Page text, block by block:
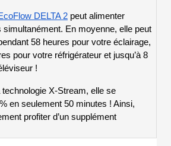
DELTA 2 peut alimenter
simultanément. En moyenne, elle peut
58 heures pour votre éclairage,
pour votre réfrigérateur et jusqu’à 8
!
X-Stream, elle se
en seulement 50 minutes ! Ainsi,
profiter d’un supplément